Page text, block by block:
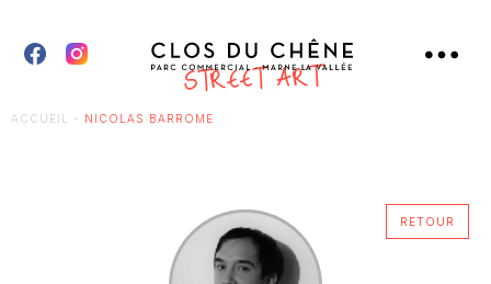
ACCUEIL - NICOLAS BARROME
RETOUR